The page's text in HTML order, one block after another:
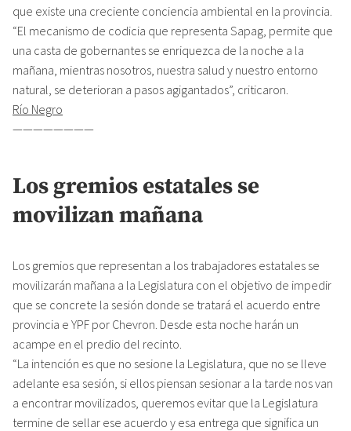
que existe una creciente conciencia ambiental en la provincia.
“El mecanismo de codicia que representa Sapag, permite que
una casta de gobernantes se enriquezca de la noche a la
mañana, mientras nosotros, nuestra salud y nuestro entorno
natural, se deterioran a pasos agigantados”, criticaron.
Río Negro
————————
Los gremios estatales se
movilizan mañana
Los gremios que representan a los trabajadores estatales se
movilizarán mañana a la Legislatura con el objetivo de impedir
que se concrete la sesión donde se tratará el acuerdo entre
provincia e YPF por Chevron. Desde esta noche harán un
acampe en el predio del recinto.
“La intención es que no sesione la Legislatura, que no se lleve
adelante esa sesión, si ellos piensan sesionar a la tarde nos van
a encontrar movilizados, queremos evitar que la Legislatura
termine de sellar ese acuerdo y esa entrega que significa un